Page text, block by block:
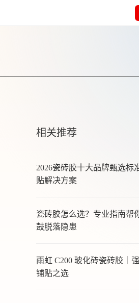
相关推荐
2026瓷砖胶十大品牌甄选标
贴解决方案
瓷砖胶怎么选？专业指南帮
鼓脱落隐患
雨虹 C200 玻化砖瓷砖胶｜
铺贴之选